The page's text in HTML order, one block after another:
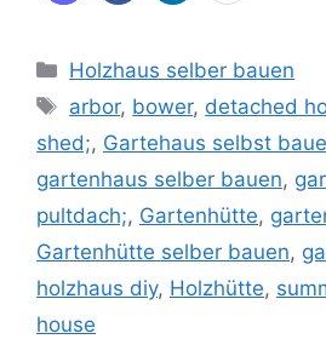
Kategorien
Holzhaus selber bauen
Schlagwörter
arbor, bower, detached
shed;, Gartehaus selbst
gartenhaus selber bauen,
pultdach;, Gartenhütte,
Gartenhütte selber bauen,
holzhaus diy, Holzhütte,
house